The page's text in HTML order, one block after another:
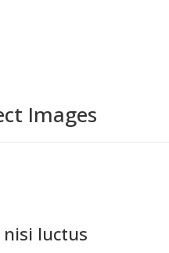
Images
nisi luctus